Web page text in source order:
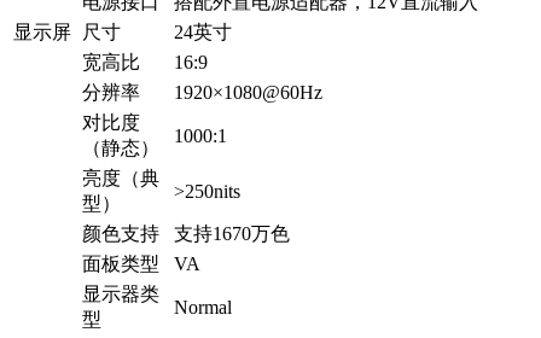
显示屏
尺寸
24英寸
宽高比
16:9
分辨率
1920×1080@60Hz
对比度
（静态）
1000:1
亮度（典
型）
>250nits
颜色支持
支持1670万色
面板类型
VA
显示器类
型
Normal